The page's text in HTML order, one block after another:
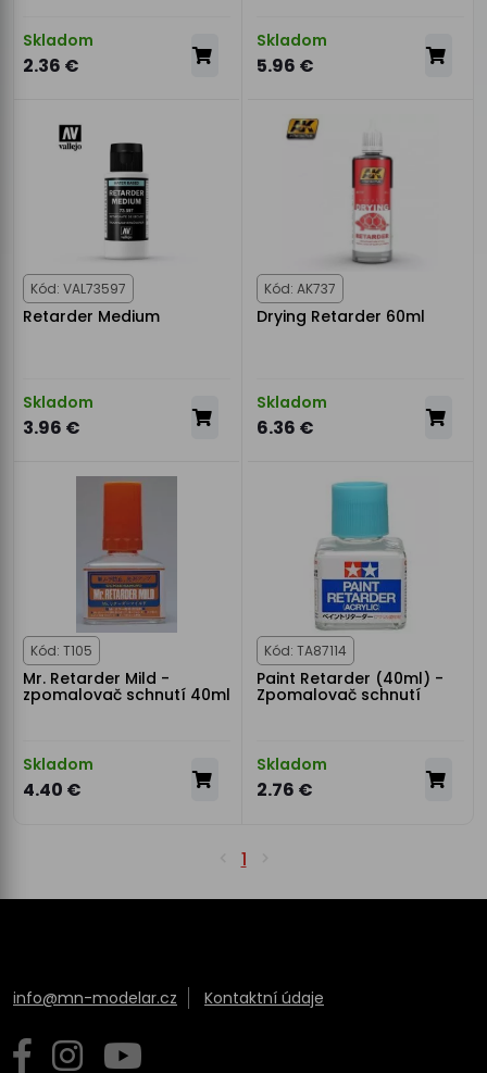
Skladom
2.36 €
Skladom
5.96 €
Kód: VAL73597
Retarder Medium
Skladom
3.96 €
Kód: AK737
Drying Retarder 60ml
Skladom
6.36 €
Kód: T105
Mr. Retarder Mild -
zpomalovač schnutí 40ml
Skladom
4.40 €
Kód: TA87114
Paint Retarder (40ml) -
Zpomalovač schnutí
Skladom
2.76 €
1
info@mn-modelar.cz Kontaktní údaje